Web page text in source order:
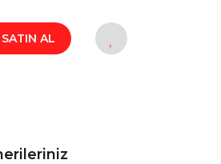
AL